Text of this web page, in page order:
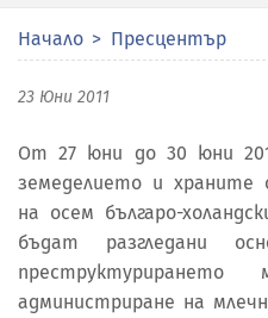
Начало Пресцентър
23 Юни 2011
От 27 юни до 30 юни
земеделието и храните
на осем българо-
бъдат разгледани
администриране на